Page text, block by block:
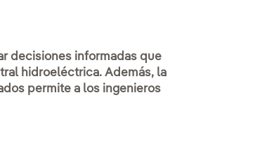
decisiones informadas que
hidroeléctrica. Además, la
permite a los ingenieros